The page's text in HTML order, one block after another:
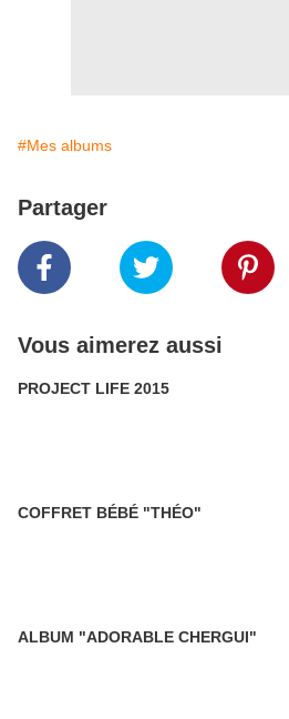
#Mes albums
Partager
Vous aimerez aussi
PROJECT LIFE 2015
COFFRET BÉBÉ "THÉO"
ALBUM "ADORABLE CHERGUI"